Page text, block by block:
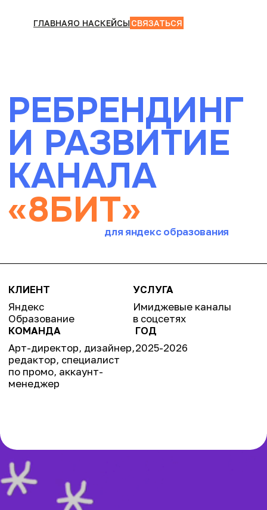
И РАЗВИТИЕ
КАНАЛА
«8БИТ»для яндекс образования
Яндекс
КЛИЕНТ
Имиджевые каналы
УСЛУГА
по промо, аккаунт-
ГОД
СВЯЗАТЬСЯ